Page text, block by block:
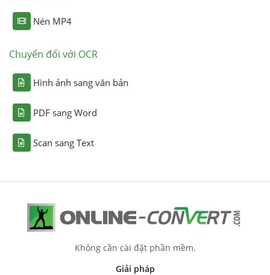
Nén MP4
Chuyển đổi với OCR
Hình ảnh sang văn bản
PDF sang Word
Scan sang Text
Không cần cài đặt phần mềm.
Giải pháp